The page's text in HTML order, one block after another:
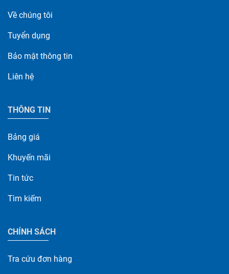
Về chúng tôi
Tuyển dụng
Bảo mật thông tin
Liên hệ
THÔNG TIN
Bảng giá
Khuyến mãi
Tin tức
Tìm kiếm
CHÍNH SÁCH
Tra cứu đơn hàng